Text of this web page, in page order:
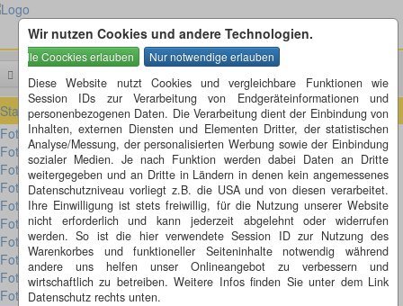
Wir nutzen Cookies und andere Technologien.
Diese Website nutzt Cookies und vergleichbare Funktionen wie
Session IDs zur Verarbeitung von Endgeräteinformationen und
personenbezogenen Daten. Die Verarbeitung dient der Einbindung von
Inhalten, externen Diensten und Elementen Dritter, der statistischen
Analyse/Messung, der personalisierten Werbung sowie der Einbindung
sozialer Medien. Je nach Funktion werden dabei Daten an Dritte
weitergegeben und an Dritte in Ländern in denen kein angemessenes
Datenschutzniveau vorliegt z.B. die USA und von diesen verarbeitet.
Ihre Einwilligung ist stets freiwillig, für die Nutzung unserer Website
nicht erforderlich und kann jederzeit abgelehnt oder widerrufen
werden. So ist die hier verwendete Session ID zur Nutzung des
Warenkorbes und funktioneller Seiteninhalte notwendig während
andere uns helfen unser Onlineangebot zu verbessern und
wirtschaftlich zu betreiben. Weitere Infos finden Sie unter dem Link
Datenschutz rechts unten.
Startseite » Fotorätsel » Fotorätsel 1 bis 100 » Fotorätsel 71 bis 80
Fotorätsel 80
Fotorätsel 79
Fotorätsel 78
Fotorätsel 77
Fotorätsel 76
Fotorätsel 75
Fotorätsel 74
Fotorätsel 73
Fotorätsel 72
Fotorätsel 71